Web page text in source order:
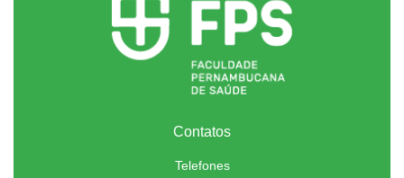
Contatos
Telefones